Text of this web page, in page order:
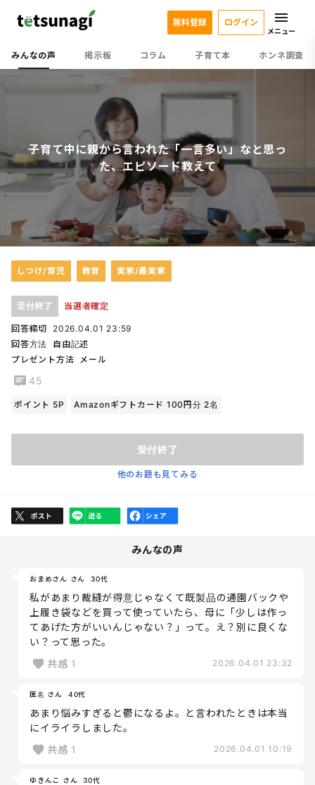
みんなの声 掲示板 コラム 子育て本 ホンネ調査
無料登録 ログイン
メニュー
子育て中に親から言われた「一言多い」なと思っ
た、エピソード教えて
しつけ/育児 教育 実家/義実家
受付終了 当選者確定
回答締切
2026.04.01 23:59
回答方法
自由記述
プレゼント方法
メール
45
ポイント 5P Amazonギフトカード 100円分 2名
受付終了
他のお題も見てみる
みんなの声
おまめさん さん 30代
私があまり裁縫が得意じゃなくて既製品の通園バックや
上履き袋などを買って使っていたら、母に「少しは作っ
てあげた方がいいんじゃない？」って。え？別に良くな
い？って思った。
共感 1 2026.04.01 23:32
匿名 さん 40代
あまり悩みすぎると鬱になるよ。と言われたときは本当
にイライラしました。
共感 1 2026.04.01 10:19
ゆきんこ さん 30代